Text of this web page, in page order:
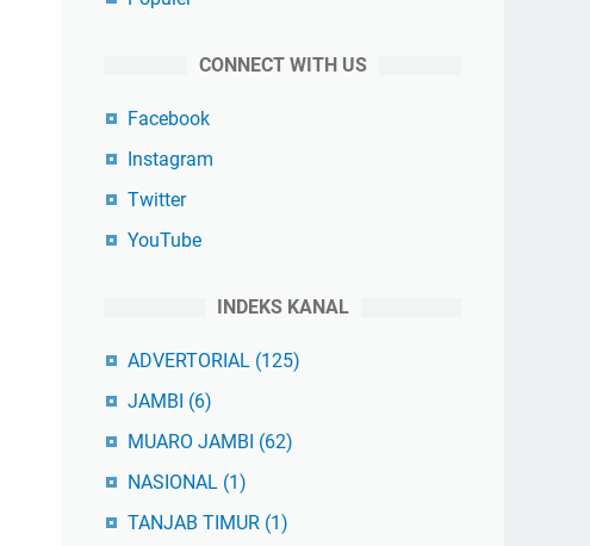
CONNECT WITH US
Facebook
Instagram
Twitter
YouTube
INDEKS KANAL
ADVERTORIAL (125)
JAMBI (6)
MUARO JAMBI (62)
NASIONAL (1)
TANJAB TIMUR (1)